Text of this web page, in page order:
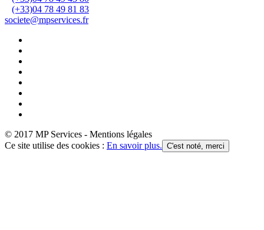
(+33)04 78 49 81 83
societe@mpservices.fr
© 2017 MP Services - Mentions légales
Ce site utilise des cookies : En savoir plus. C'est noté, merci